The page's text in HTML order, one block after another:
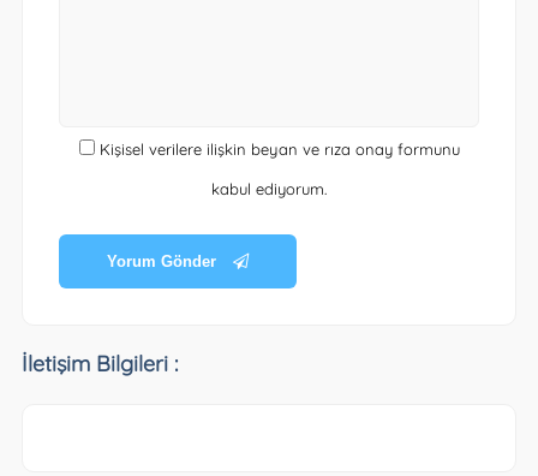
Kişisel verilere ilişkin beyan ve rıza onay formunu
kabul ediyorum.
Yorum Gönder
İletişim Bilgileri :